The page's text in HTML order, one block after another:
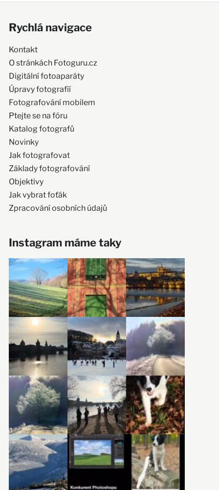
Rychlá navigace
Kontakt
O stránkách Fotoguru.cz
Digitální fotoaparáty
Úpravy fotografií
Fotografování mobilem
Ptejte se na fóru
Katalog fotografů
Novinky
Jak fotografovat
Základy fotografování
Objektivy
Jak vybrat foťák
Zpracování osobních údajů
Instagram máme taky